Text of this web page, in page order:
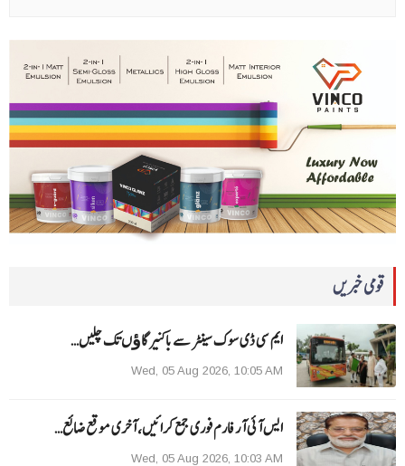
قومی خبریں
ایم سی ڈی سوک سینٹر سے باکنیر گاﺅں تک چلیں…
Wed, 05 Aug 2026, 10:05 AM
ایس آئی آر فارم فوری جمع کرائیں، آخری موقع ضائع…
Wed, 05 Aug 2026, 10:03 AM